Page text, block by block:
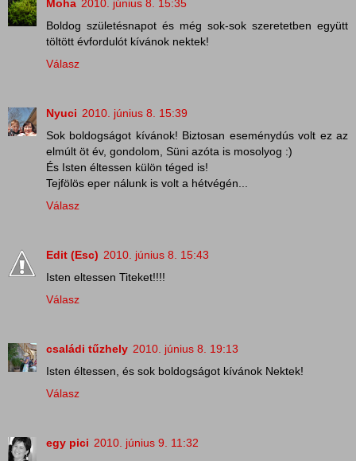
Moha 2010. június 8. 15:35
Boldog születésnapot és még sok-sok szeretetben együtt
töltött évfordulót kívánok nektek!
Válasz
Nyuci 2010. június 8. 15:39
Sok boldogságot kívánok! Biztosan eseménydús volt ez az
elmúlt öt év, gondolom, Süni azóta is mosolyog :)
És Isten éltessen külön téged is!
Tejfölös eper nálunk is volt a hétvégén...
Válasz
Edit (Esc) 2010. június 8. 15:43
Isten eltessen Titeket!!!!
Válasz
családi tűzhely 2010. június 8. 19:13
Isten éltessen, és sok boldogságot kívánok Nektek!
Válasz
egy pici 2010. június 9. 11:32